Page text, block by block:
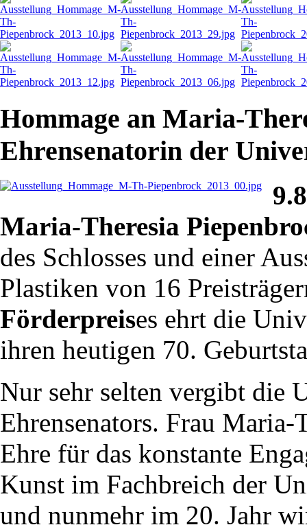
Hommage an Maria-
Ehrensenatorin der
Maria-Theresia
des Schlosses und einer
Plastiken von 16
Förderpreises ehrt die
ihren heutigen 70.
Nur sehr selten vergibt die
Ehrensenators. Frau
Ehre für das konstante
Kunst im Fachbreich der
und nunmehr im 20. Jahr